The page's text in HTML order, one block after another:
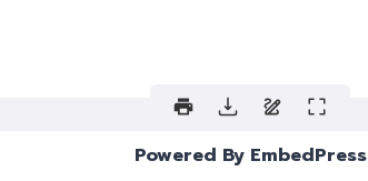
Powered By EmbedPress